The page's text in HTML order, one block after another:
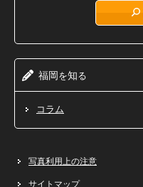
福岡を知る
コラム
写真利用上の注意
サイトマップ